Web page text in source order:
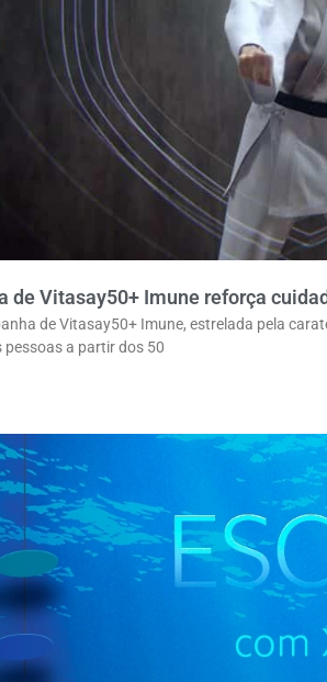
de Vitasay50+ Imune reforça
de Vitasay50+ Imune, estrelada pela
pessoas a partir dos 50